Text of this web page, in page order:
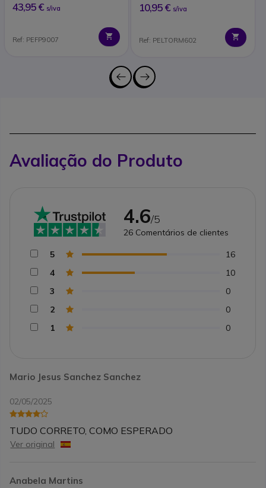
43,95 € s/iva
Ref: PEFP9007
10,95 € s/iva
Ref: PELTORM602
Avaliação do Produto
Mario Jesus Sanchez Sanchez
02/05/2025
TUDO CORRETO, COMO ESPERADO
Ver original
Anabela Martins
4.6/5
26 Comentários de clientes
5
16
4
10
3
0
2
0
1
0